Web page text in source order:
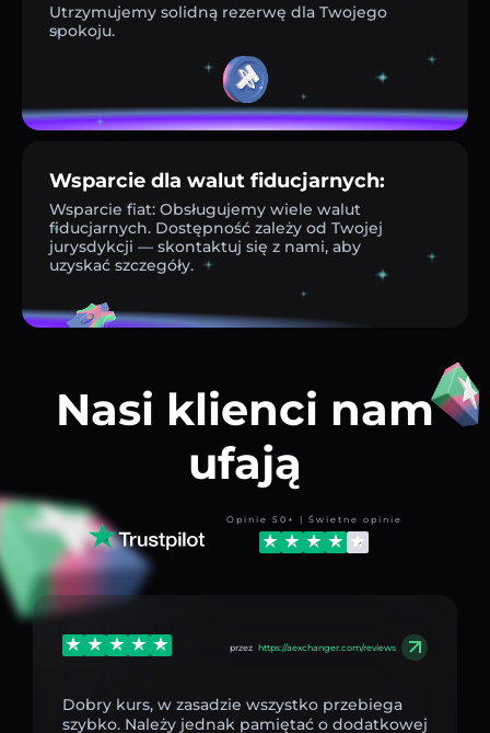
Utrzymujemy solidną rezerwę dla Twojego
spokoju.
Wsparcie dla walut fiducjarnych:
Wsparcie fiat: Obsługujemy wiele walut
fiducjarnych. Dostępność zależy od Twojej
jurysdykcji — skontaktuj się z nami, aby
uzyskać szczegóły.
Nasi klienci nam
ufają
Opinie 50+ | Świetne opinie
przez https://aexchanger.com/reviews
Dobry kurs, w zasadzie wszystko przebiega
szybko. Należy jednak pamiętać o dodatkowej